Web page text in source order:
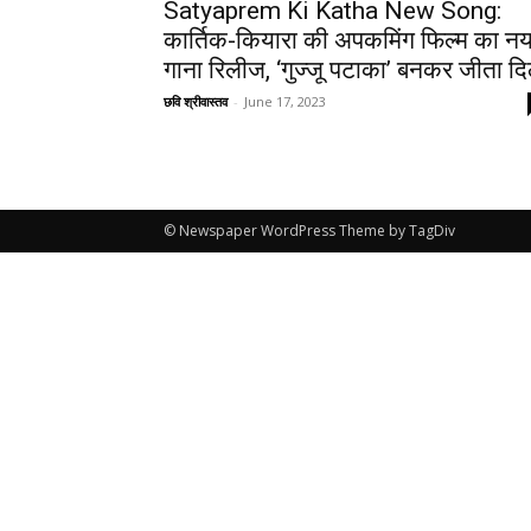
Satyaprem Ki Katha New Song:
कार्तिक-कियारा की अपकमिंग फिल्म का
गाना रिलीज, ‘गुज्जू पटाका’ बनकर जीता
छवि श्रीवास्तव - June 17, 2023
© Newspaper WordPress Theme by TagDiv